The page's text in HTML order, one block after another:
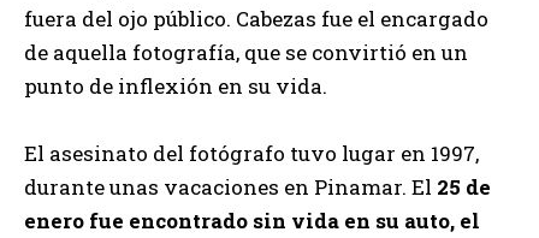
fuera del ojo público. Cabezas fue el encargado
de aquella fotografía, que se convirtió en un
punto de inflexión en su vida.
El asesinato del fotógrafo tuvo lugar en 1997,
durante unas vacaciones en Pinamar. El 25 de
enero fue encontrado sin vida en su auto, el